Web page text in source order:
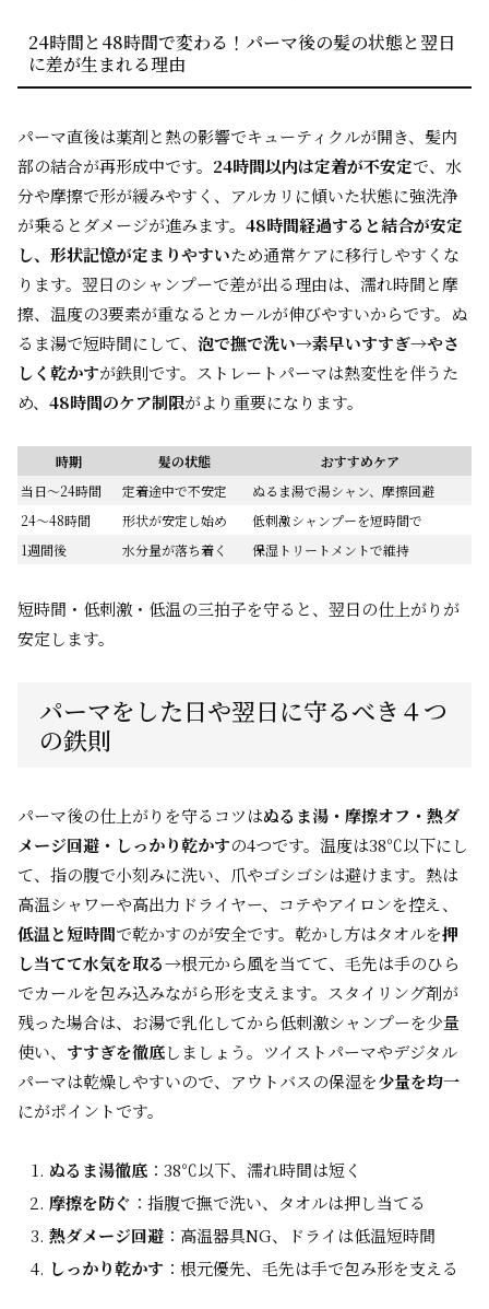
24時間と48時間で変わる！パーマ後の髪の状態と翌日
に差が生まれる理由
パーマ直後は薬剤と熱の影響でキューティクルが開き、髪内
部の結合が再形成中です。 24時間以内は定着が不安定で、水
分や摩擦で形が緩みやすく、アルカリに傾いた状態に強洗浄
が乗るとダメージが進みます。 48時間経過すると結合が安定
し、形状記憶が定まりやすいため通常ケアに移行しやすくな
ります。翌日のシャンプーで差が出る理由は、濡れ時間と摩
擦、温度の3要素が重なるとカールが伸びやすいからです。ぬ
るま湯で短時間にして、 泡で撫で洗い→素早いすすぎ→やさ
しく乾かすが鉄則です。ストレートパーマは熱変性を伴うた
め、 48時間のケア制限がより重要になります。
時期 髪の状態
おすすめケア
当日〜24時間
定着途中で不安定
ぬるま湯で湯シャン、摩擦回避
24〜48時間
形状が安定し始め
低刺激シャンプーを短時間で
1週間後
水分量が落ち着く 保湿トリートメントで維持
短時間・低刺激・低温の三拍子を守ると、翌日の仕上がりが
安定します。
パーマをした日や翌日に守るべき４つ
の鉄則
パーマ後の仕上がりを守るコツはぬるま湯・摩擦オフ・熱ダ
メージ回避・しっかり乾かすの4つです。温度は38℃以下にし
て、指の腹で小刻みに洗い、爪やゴシゴシは避けます。熱は
高温シャワーや高出力ドライヤー、コテやアイロンを控え、
低温と短時間で乾かすのが安全です。乾かし方はタオルを押
し当てて水気を取る→根元から風を当てて、毛先は手のひら
でカールを包み込みながら形を支えます。スタイリング剤が
残った場合は、お湯で乳化してから低刺激シャンプーを少量
使い、 すすぎを徹底しましょう。ツイストパーマやデジタル
パーマは乾燥しやすいので、アウトバスの保湿を少量を均一
にがポイントです。
ぬるま湯徹底 ：38℃以下、濡れ時間は短く
摩擦を防ぐ ：指腹で撫で洗い、タオルは押し当てる
熱ダメージ回避 ：高温器具NG、ドライは低温短時間
しっかり乾かす ：根元優先、毛先は手で包み形を支える